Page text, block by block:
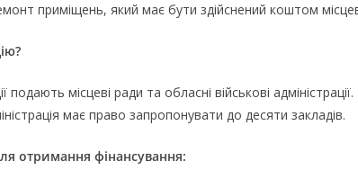
приміщень, який має бути здійснений коштом
подають місцеві ради та обласні військові
має право запропонувати до десяти закладів.
отримання фінансування: